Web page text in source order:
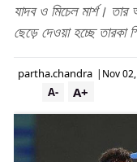
যাদব ও মিচেল মার্শ। তার
ছেড়ে দেওয়া হচ্ছে তারকা
partha.chandra | Nov
A+
A-